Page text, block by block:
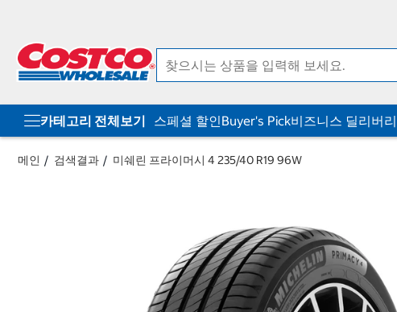
카테고리 전체보기 스페셜 할인Buyer's Pick비즈니스 딜리버리
메인 검색결과 미쉐린 프라이머시 4 235/40 R19 96W